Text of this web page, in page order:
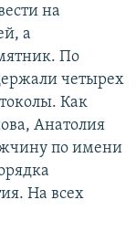
на
а
По
четырех
Как
Анатолия
по имени
На всех